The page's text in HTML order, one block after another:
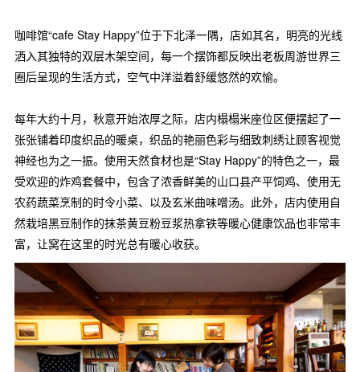
咖啡馆“cafe Stay Happy”位于下北泽一隅，店如其名，明亮的光线
洒入其独特的双层木架空间，每一个摆饰都反映出老板周游世界三
圈后呈现的生活方式，空气中洋溢着舒缓悠然的欢愉。
每年大约十月，秋意开始浓厚之际，店内榻榻米座位区便摆起了一
张张铺着印度织品的暖桌，织品的艳丽色彩与细致刺绣让顾客视觉
神经也为之一振。使用天然食材也是“Stay Happy”的特色之一，最
受欢迎的炸鸡套餐中，包含了浓香鲜美的山口县产平饲鸡、使用无
农药蔬菜烹制的时令小菜、以及玄米曲味噌汤。此外，店内使用自
然栽培黑豆制作的抹茶黄豆粉豆浆热拿铁等暖心健康饮品也非常丰
富，让窝在这里的时光总有暖心收获。